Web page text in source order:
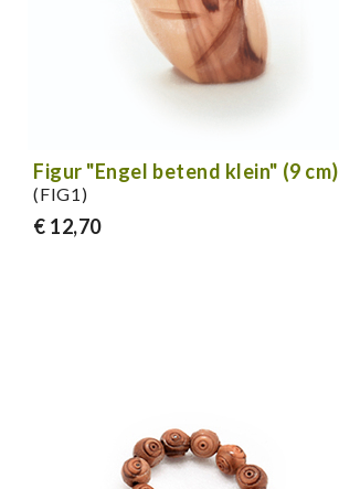
Figur "Engel betend klein" (9 cm)
(FIG1)
€ 12,70